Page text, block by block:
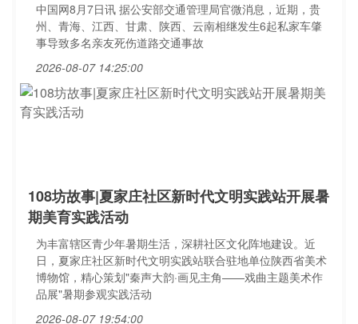
中国网8月7日讯 据公安部交通管理局官微消息，近期，贵
州、青海、江西、甘肃、陕西、云南相继发生6起私家车肇
事导致多名亲友死伤道路交通事故
2026-08-07 14:25:00
108坊故事|夏家庄社区新时代文明实践站开展暑
期美育实践活动
为丰富辖区青少年暑期生活，深耕社区文化阵地建设。近
日，夏家庄社区新时代文明实践站联合驻地单位陕西省美术
博物馆，精心策划"秦声大韵·画见主角——戏曲主题美术作
品展"暑期参观实践活动
2026-08-07 19:54:00